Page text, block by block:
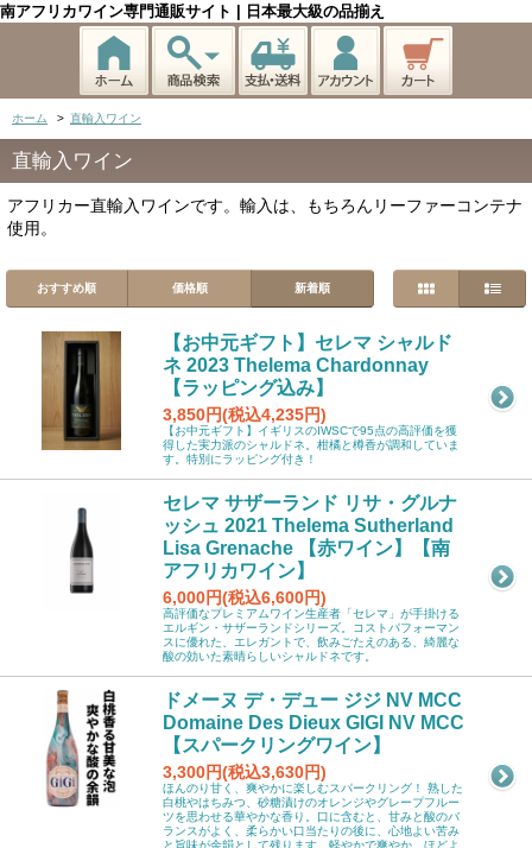
南アフリカワイン専門通販サイト | 日本最大級の品揃え
ホーム > 直輸入ワイン
直輸入ワイン
アフリカー直輸入ワインです。輸入は、もちろんリーファーコンテナ
使用。
おすすめ順 価格順 新着順
【お中元ギフト】セレマ シャルド
ネ 2023 Thelema Chardonnay
【ラッピング込み】
3,850円(税込4,235円)
【お中元ギフト】イギリスのIWSCで95点の高評価を獲
得した実力派のシャルドネ。柑橘と樽香が調和していま
す。特別にラッピング付き！
セレマ サザーランド リサ・グルナ
ッシュ 2021 Thelema Sutherland
Lisa Grenache 【赤ワイン】【南
アフリカワイン】
6,000円(税込6,600円)
高評価なプレミアムワイン生産者「セレマ」が手掛ける
エルギン・サザーランドシリーズ。コストパフォーマン
スに優れた、エレガントで、飲みごたえのある、綺麗な
酸の効いた素晴らしいシャルドネです。
ドメーヌ デ・デュー ジジ NV MCC
Domaine Des Dieux GIGI NV MCC
【スパークリングワイン】
3,300円(税込3,630円)
ほんのり甘く、爽やかに楽しむスパークリング！ 熟した
白桃やはちみつ、砂糖漬けのオレンジやグレープフルー
ツを思わせる華やかな香り。口に含むと、甘みと酸のバ
ランスがよく、柔らかい口当たりの後に、心地よい苦み
と旨味が余韻として残ります。軽やかで爽やか、ほどよ